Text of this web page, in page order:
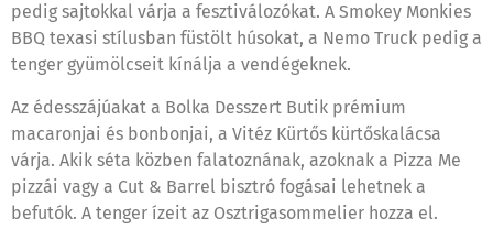
pedig sajtokkal várja a fesztiválozókat. A Smokey Monkies
BBQ texasi stílusban füstölt húsokat, a Nemo Truck pedig a
tenger gyümölcseit kínálja a vendégeknek.
Az édesszájúakat a Bolka Desszert Butik prémium
macaronjai és bonbonjai, a Vitéz Kürtős kürtőskalácsa
várja. Akik séta közben falatoznának, azoknak a Pizza Me
pizzái vagy a Cut & Barrel bisztró fogásai lehetnek a
befutók. A tenger ízeit az Osztrigasommelier hozza el.